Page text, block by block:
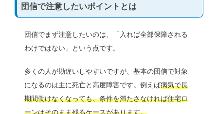
団信で注意したいポイントとは
団信でまず注意したいのは、「入れば全部保障される
わけではない」という点です。
多くの人が勘違いしやすいですが、基本の団信で対象
になるのは主に死亡と高度障害です。例えば病気で長
期間働けなくなっても、条件を満たさなければ住宅ロ
ーンはそのまま残るケースがあります。